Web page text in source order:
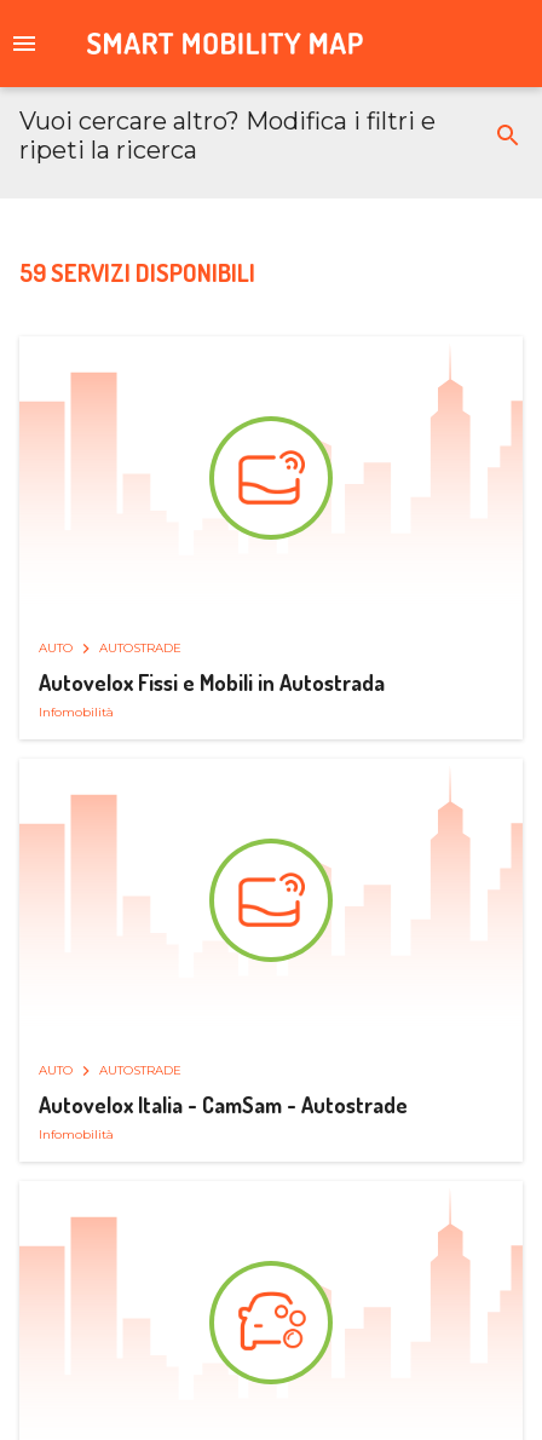
Vuoi cercare altro? Modifica i filtri e
ripeti la ricerca
59 SERVIZI DISPONIBILI
AUTO AUTOSTRADE
Autovelox Fissi e Mobili in Autostrada
Infomobilità
AUTO AUTOSTRADE
Autovelox Italia - CamSam - Autostrade
Infomobilità